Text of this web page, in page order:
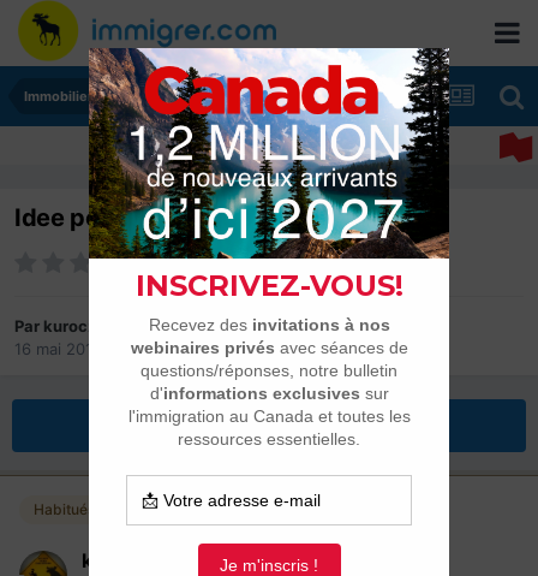
Immobilier résidentiel
Idee pour une assurance logement
Par kuroczyd
16 mai 2013
dansImmobilier résidentiel
Répondre à ce sujet
Habitués
kuroczyd